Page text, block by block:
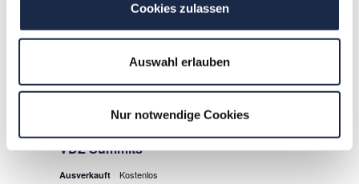
Cookies zulassen
Auswahl erlauben
Nur notwendige Cookies
31. Dezember 2021
VDZ Summits
Ausverkauft Kostenlos